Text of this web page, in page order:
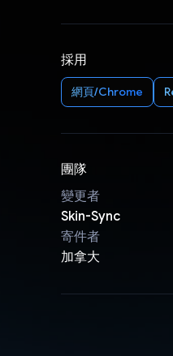
採用
網頁/Chrome
團隊
變更者
Skin-Sync
寄件者
加拿大